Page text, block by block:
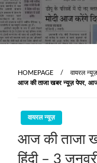
HOMEPAGE
वायरल न्यूज़
आज की ताजा खबर न्यूज़ पेपर, आज
वायरल न्यूज़
आज की ताजा
हिंदी – 3